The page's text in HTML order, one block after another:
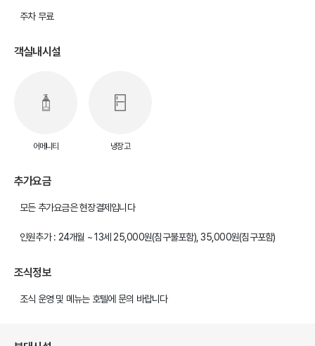
주차 무료
객실내시설
어메니티 냉장고
추가요금
모든 추가요금은 현장결제입니다
인원추가 : 24개월 ~ 13세 25,000원(침구불포함), 35,000원(침구포함)
조식정보
조식 운영 및 메뉴는 호텔에 문의 바랍니다